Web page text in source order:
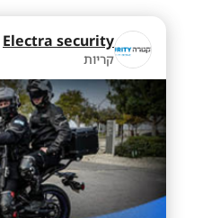
Electra security
קריות